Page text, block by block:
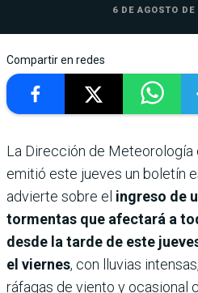
6 DE AGOSTO
Compartir en redes
La Dirección de Meteorología
emitió este jueves un boletín
advierte sobre el ingreso de
tormentas que afectará a
desde la tarde de este
el viernes, con lluvias
ráfagas de viento y ocasional